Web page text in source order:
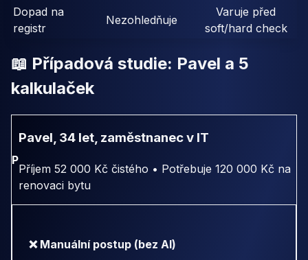
Dopad na
registr
Nezohledňuje
Varuje před
soft/hard check
📖 Případová studie: Pavel a 5
kalkulaček
P
Pavel, 34 let, zaměstnanec v IT
Příjem 52 000 Kč čistého • Potřebuje 120 000 Kč na
renovaci bytu
❌ Manuální postup (bez AI)